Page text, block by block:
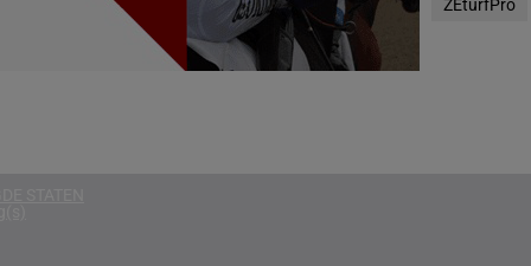
STATEN
ZEturfPro